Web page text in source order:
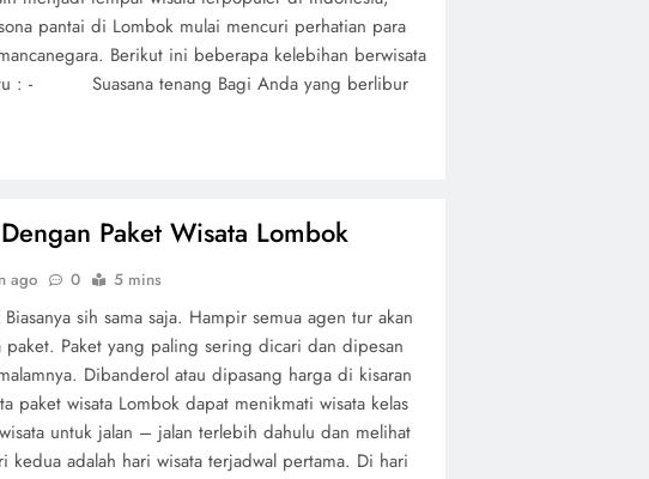
pantai di Lombok mulai mencuri perhatian para
Berikut ini beberapa kelebihan berwisata
: - Suasana tenang Bagi Anda yang berlibur
Paket Wisata Lombok
ago 0 5 mins
sih sama saja. Hampir semua agen tur akan
paket. Paket yang paling sering dicari dan dipesan
Dibanderol atau dipasang harga di kisaran
paket wisata Lombok dapat menikmati wisata kelas
untuk jalan – jalan terlebih dahulu dan melihat
adalah hari wisata terjadwal pertama. Di hari